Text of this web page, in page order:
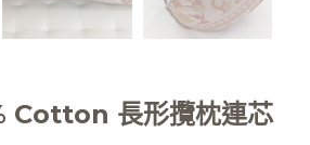
Cotton 長形攬枕連芯